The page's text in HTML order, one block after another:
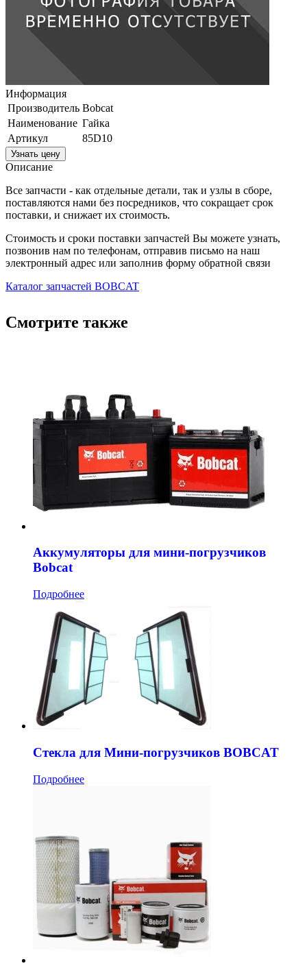
Информация
Производитель Bobcat
Наименование Гайка
Артикул
85D10
Узнать цену
Описание
Все запчасти - как отдельные детали, так и узлы в сборе,
поставляются нами без посредников, что сокращает срок
поставки, и снижает их стоимость.
Стоимость и сроки поставки запчастей Вы можете узнать,
позвонив нам по телефонам, отправив письмо на наш
электронный адрес или заполнив форму обратной связи
Каталог запчастей BOBCAT
Смотрите также
Аккумуляторы для мини-погрузчиков
Bobcat
Подробнее
Стекла для Мини-погрузчиков BOBCAT
Подробнее